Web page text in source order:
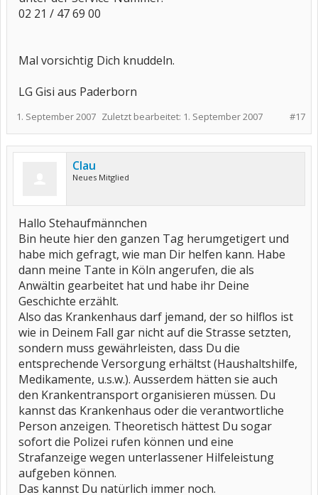
02 21 / 47 69 00
Mal vorsichtig Dich knuddeln.
LG Gisi aus Paderborn
#17
1. September 2007 Zuletzt bearbeitet: 1. September 2007
Clau
Neues Mitglied
Hallo Stehaufmännchen
Bin heute hier den ganzen Tag herumgetigert und
habe mich gefragt, wie man Dir helfen kann. Habe
dann meine Tante in Köln angerufen, die als
Anwältin gearbeitet hat und habe ihr Deine
Geschichte erzählt.
Also das Krankenhaus darf jemand, der so hilflos ist
wie in Deinem Fall gar nicht auf die Strasse setzten,
sondern muss gewährleisten, dass Du die
entsprechende Versorgung erhältst (Haushaltshilfe,
Medikamente, u.s.w.). Ausserdem hätten sie auch
den Krankentransport organisieren müssen. Du
kannst das Krankenhaus oder die verantwortliche
Person anzeigen. Theoretisch hättest Du sogar
sofort die Polizei rufen können und eine
Strafanzeige wegen unterlassener Hilfeleistung
aufgeben können.
Das kannst Du natürlich immer noch.